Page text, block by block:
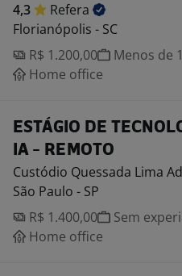
4,3
Refera
Florianópolis - SC
R$ 1.200,00
Menos de
Home office
ESTÁGIO DE
IA - REMOTO
Custódio Quessada Lima
São Paulo - SP
R$ 1.400,00
Sem
Home office